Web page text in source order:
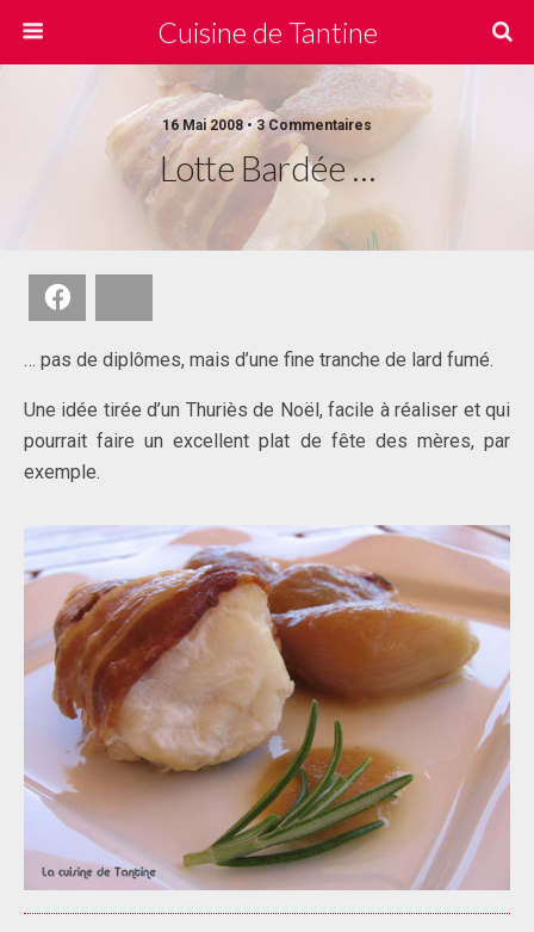
Cuisine de Tantine
16 Mai 2008 • 3 Commentaires
Lotte Bardée …
… pas de diplômes, mais d’une fine tranche de lard fumé.
Une idée tirée d’un Thuriès de Noël, facile à réaliser et qui
pourrait faire un excellent plat de fête des mères, par
exemple.